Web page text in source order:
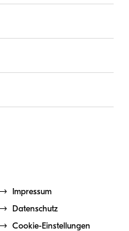
Impressum
Datenschutz
Cookie-Einstellungen